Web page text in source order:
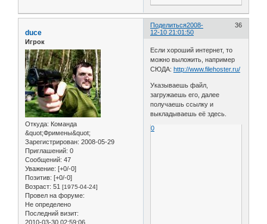
Поделиться 36
2008-
12-10 21:01:50
duce
Игрок
Откуда: Команда
&quot;Фримены&quot;
Зарегистрирован: 2008-05-29
Приглашений: 0
Сообщений: 47
Уважение: [+0/-0]
Позитив: [+0/-0]
Возраст: 51 [1975-04-24]
Провел на форуме:
Не определено
Последний визит:
2010-03-30 02:59:06
Если хороший интернет, то
можно выложить, например
СЮДА:http://www.filehoster.ru/
Указываешь файл,
загружаешь его, далее
получаешь ссылку и
выкладываешь её здесь.
0